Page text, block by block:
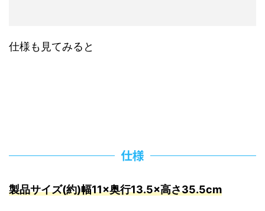
仕様も見てみると
仕様
製品サイズ(約)幅11×奥行13.5×高さ35.5cm